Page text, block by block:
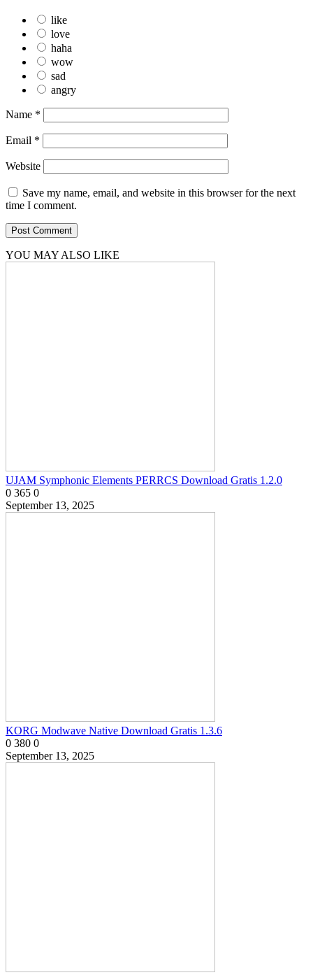
like
love
haha
wow
sad
angry
Name *
Email *
Website
Save my name, email, and website in this browser for the next
time I comment.
YOU MAY ALSO LIKE
UJAM Symphonic Elements PERRCS Download Gratis 1.2.0
0 365 0
September 13, 2025
KORG Modwave Native Download Gratis 1.3.6
0 380 0
September 13, 2025